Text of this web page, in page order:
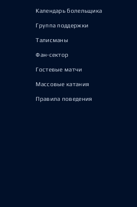
Календарь болельщика
Группа поддержки
Талисманы
Фан-сектор
Гостевые матчи
Массовые катания
Правила поведения